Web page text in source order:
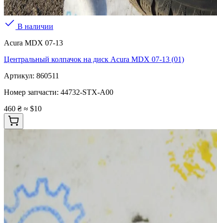
В наличии
Acura MDX 07-13
Центральный колпачок на диск Acura MDX 07-13 (01)
Артикул: 860511
Номер запчасти: 44732-STX-A00
460 ₴ ≈ $10